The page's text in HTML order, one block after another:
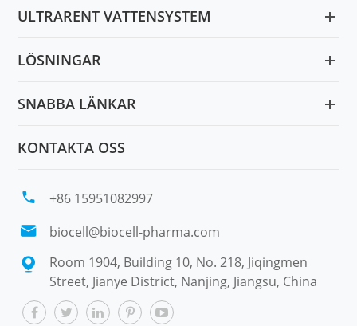
ULTRARENT VATTENSYSTEM
LÖSNINGAR
SNABBA LÄNKAR
KONTAKTA OSS
 +86 15951082997
 biocell@biocell-pharma.com

Room 1904, Building 10, No. 218, Jiqingmen
Street, Jianye District, Nanjing, Jiangsu, China